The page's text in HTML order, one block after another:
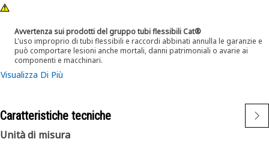
Avvertenza sui prodotti del gruppo tubi flessibili Cat®
L'uso improprio di tubi flessibili e raccordi abbinati annulla le garanzie e
può comportare lesioni anche mortali, danni patrimoniali o avarie ai
componenti e macchinari.
Visualizza Di Più
Caratteristiche tecniche
Unità di misura